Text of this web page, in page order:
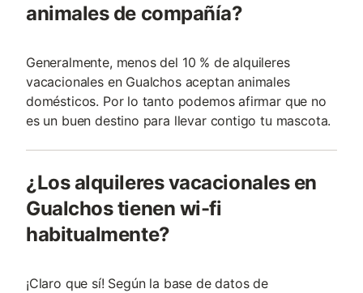
animales de compañía?
Generalmente, menos del 10 % de alquileres
vacacionales en Gualchos aceptan animales
domésticos. Por lo tanto podemos afirmar que no
es un buen destino para llevar contigo tu mascota.
¿Los alquileres vacacionales en
Gualchos tienen wi-fi
habitualmente?
¡Claro que sí! Según la base de datos de